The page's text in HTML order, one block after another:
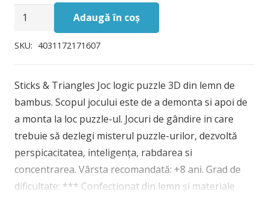
Cantitate
logic
din
lemn
bambus
Sticks&triangles
Adaugă în coș
SKU: 4031172171607
Sticks & Triangles Joc logic puzzle 3D din lemn de
bambus. Scopul jocului este de a demonta si apoi de
a monta la loc puzzle-ul. Jocuri de gândire in care
trebuie să dezlegi misterul puzzle-urilor, dezvoltă
perspicacitatea, inteligența, rabdarea si
concentrarea. Vârsta recomandată: +8 ani. Grad de
dificultate: *** Confecționat din lemn și materiale